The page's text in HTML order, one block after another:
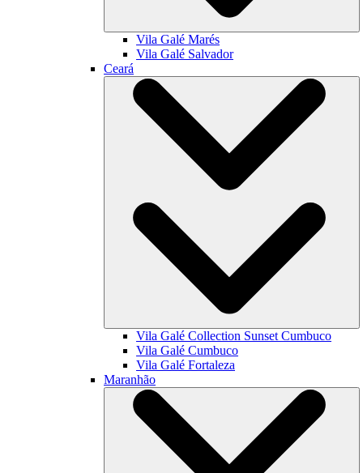
Vila Galé Marés
Vila Galé Salvador
Ceará
Vila Galé Collection Sunset Cumbuco
Vila Galé Cumbuco
Vila Galé Fortaleza
Maranhão